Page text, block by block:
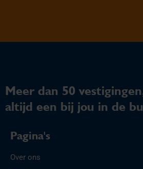
Meer dan 50
altijd een bij jou in de
Pagina's
Over ons